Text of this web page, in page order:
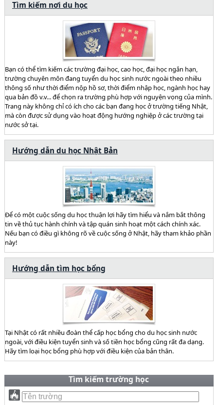
Tìm kiếm nơi du học
Bạn có thể tìm kiếm các trường đại học, cao học, đại học ngắn hạn,
trường chuyên môn đang tuyển du học sinh nước ngoài theo nhiều
thông số như thời điểm nộp hồ sơ, thời điểm nhập học, ngành học hay
qua bản đồ v.v... để chọn ra trường phù hợp với nguyện vọng của mình.
Trang này không chỉ có ích cho các bạn đang học ở trường tiếng Nhật,
mà còn được sử dụng vào hoạt động hướng nghiệp ở các trường tại
nước sở tại.
Hướng dẫn du học Nhật Bản
Để có một cuộc sống du học thuận lợi hãy tìm hiểu và nắm bắt thông
tin về thủ tục hành chính và tập quán sinh hoạt một cách chính xác.
Nếu bạn có điều gì không rõ về cuộc sống ở Nhật, hãy tham khảo phần
này!
Hướng dẫn tìm học bổng
Tại Nhật có rất nhiều đoàn thể cấp học bổng cho du học sinh nước
ngoài, với điều kiện tuyển sinh và số tiền học bổng cũng rất đa dạng.
Hãy tìm loại học bổng phù hợp với điều kiện của bản thân.
Tìm kiếm trường học